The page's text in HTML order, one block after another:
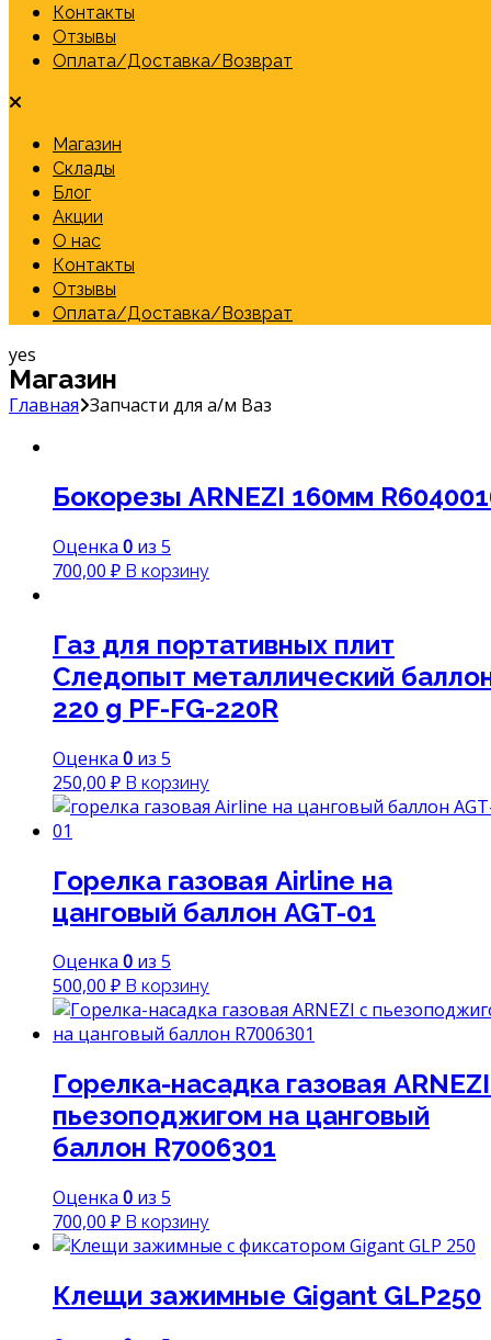
Контакты
Отзывы
Оплата/Доставка/Возврат
Магазин
Склады
Блог
Акции
О нас
Контакты
Отзывы
Оплата/Доставка/Возврат
yes
Магазин
Главная Запчасти для а/м Ваз
Бокорезы ARNEZI 160мм
Оценка 0 из 5
700,00 ₽ В корзину
Газ для портативных плит
Следопыт металлический
220 g PF-FG-220R
Оценка 0 из 5
250,00 ₽ В корзину
Горелка газовая Airline на
цанговый баллон AGT-01
Оценка 0 из 5
500,00 ₽ В корзину
Горелка-насадка газовая
пьезоподжигом на цанговый
баллон R7006301
Оценка 0 из 5
700,00 ₽ В корзину
Клещи зажимные Gigant GLP250